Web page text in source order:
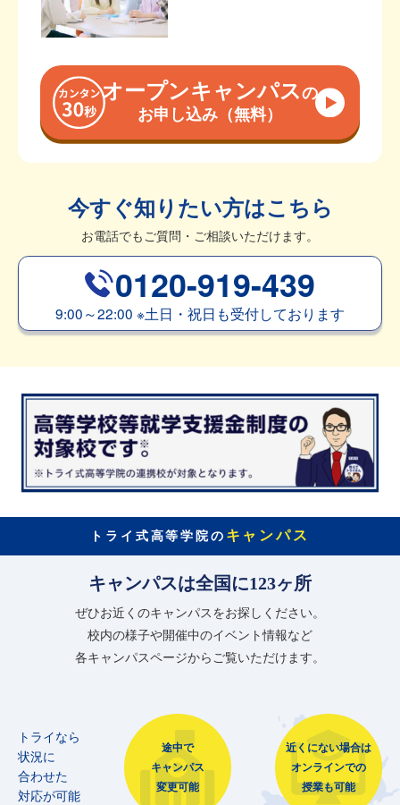
オープンキャンパスの
お申し込み（無料）
今すぐ知りたい方はこちら
お電話でもご質問・ご相談いただけます。
0120-919-439
9:00～22:00 ※土日・祝日も受付しております
トライ式高等学院の キャンパス
キャンパスは全国に123ヶ所
ぜひお近くのキャンパスをお探しください。
校内の様子や開催中のイベント情報など
各キャンパスページからご覧いただけます。
トライなら
状況に
合わせた
対応が可能
途中で
キャンパス
変更可能
近くにない場合は
オンラインでの
授業も可能